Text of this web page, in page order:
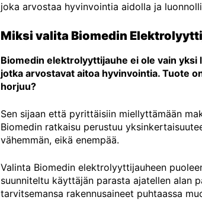
joka arvostaa hyvinvointia aidolla ja
Miksi valita Biomedin
Biomedin elektrolyyttijauhe ei ole vain yksi
jotka arvostavat aitoa hyvinvointia. Tuote
horjuu?
Sen sijaan että pyrittäisiin miellyttämään
Biomedin ratkaisu perustuu
vähemmän, eikä enempää.
Valinta Biomedin elektrolyyttijauheen
suunniteltu käyttäjän parasta ajatellen alan
tarvitsemansa rakennusaineet puhtaassa